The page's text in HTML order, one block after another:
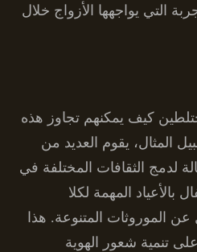
التي يواجهها الأزواج خلال
كيف يمكنهم تجاوز هذه
المثال، يقوم العديد من
لدمج الثقافات المختلفة في
بالأعياد المهمة لكلا
عن الموروثات المتنوعة. هذا
تنمية شعور الهوية